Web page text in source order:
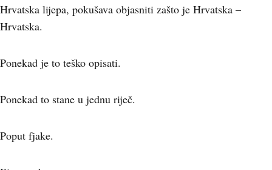
Hrvatska lijepa, pokušava objasniti zašto je Hrvatska –
Hrvatska.
Ponekad je to teško opisati.
Ponekad to stane u jednu riječ.
Poput fjake.